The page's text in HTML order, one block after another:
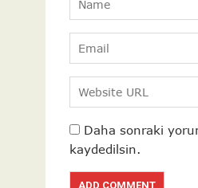
Daha sonraki
kaydedilsin.